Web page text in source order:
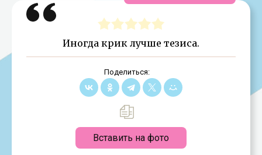
Иногда крик лучше тезиса.
Поделиться:
Вставить на фото